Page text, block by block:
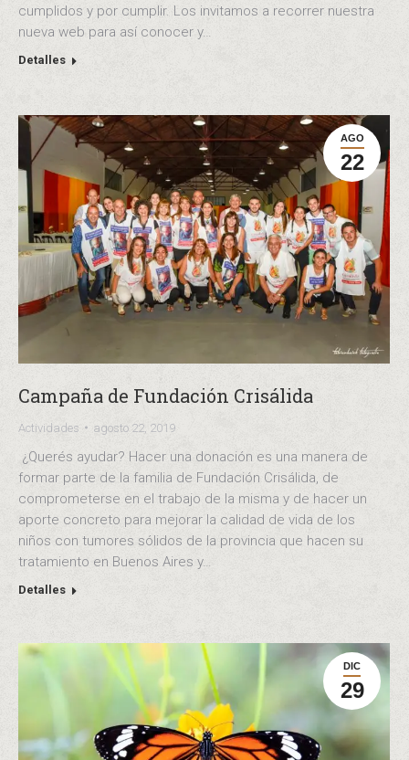
cumplidos y por cumplir. Los invitamos a recorrer nuestra
nueva web para así conocer y…
Detalles
AGO
22
Campaña de Fundación Crisálida
Actividades agosto 22, 2019
¿Querés ayudar? Hacer una donación es una manera de
formar parte de la familia de Fundación Crisálida, de
comprometerse en el trabajo de la misma y de hacer un
aporte concreto para mejorar la calidad de vida de los
niños con tumores sólidos de la provincia que hacen su
tratamiento en Buenos Aires y…
Detalles
DIC
29